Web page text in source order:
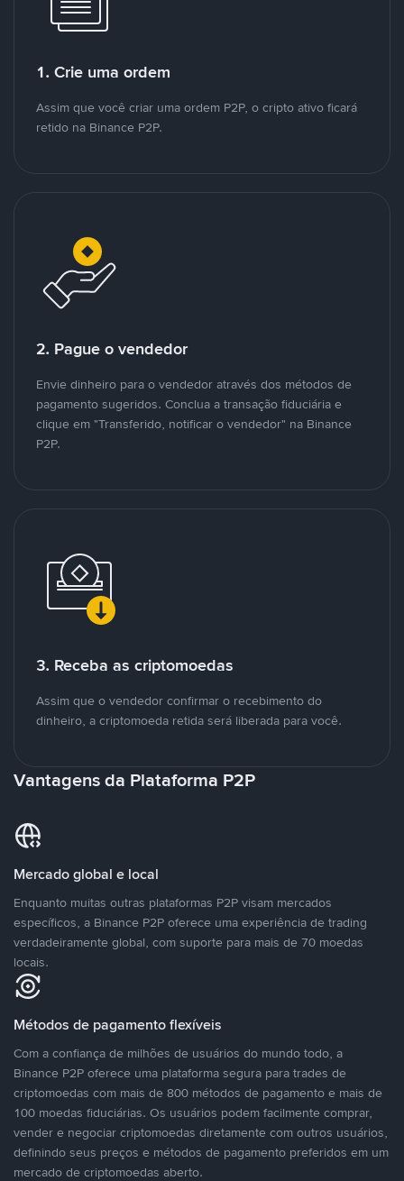
1. Crie uma ordem
Assim que você criar uma ordem P2P, o cripto ativo ficará
retido na Binance P2P.
2. Pague o vendedor
Envie dinheiro para o vendedor através dos métodos de
pagamento sugeridos. Conclua a transação fiduciária e
clique em "Transferido, notificar o vendedor" na Binance
P2P.
3. Receba as criptomoedas
Assim que o vendedor confirmar o recebimento do
dinheiro, a criptomoeda retida será liberada para você.
Vantagens da Plataforma P2P
Mercado global e local
Enquanto muitas outras plataformas P2P visam mercados
específicos, a Binance P2P oferece uma experiência de trading
verdadeiramente global, com suporte para mais de 70 moedas
locais.
Métodos de pagamento flexíveis
Com a confiança de milhões de usuários do mundo todo, a
Binance P2P oferece uma plataforma segura para trades de
criptomoedas com mais de 800 métodos de pagamento e mais de
100 moedas fiduciárias. Os usuários podem facilmente comprar,
vender e negociar criptomoedas diretamente com outros usuários,
definindo seus preços e métodos de pagamento preferidos em um
mercado de criptomoedas aberto.